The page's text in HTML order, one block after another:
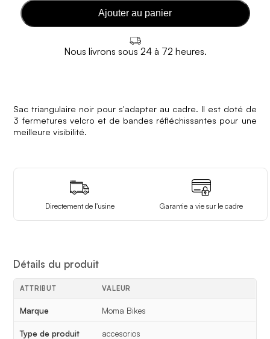
Ajouter au panier
Nous livrons sous 24 à 72 heures.
Sac triangulaire noir pour s'adapter au cadre. Il est doté de
3 fermetures velcro et de bandes réfléchissantes pour une
meilleure visibilité.
Directement de l'usine Garantie a vie sur le cadre
Détails du produit
Détails du produit
ATTRIBUT VALEUR
Marque Moma Bikes
Type de produit accesorios